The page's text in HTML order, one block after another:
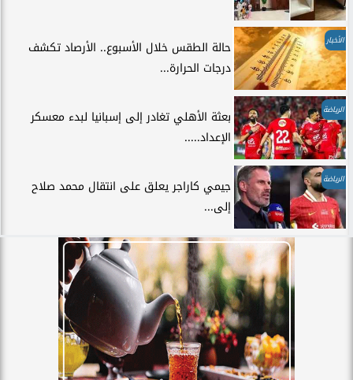
الأخبار
حالة الطقس خلال الأسبوع.. الأرصاد تكشف
درجات الحرارة...
الرياضة
بعثة الأهلي تغادر إلى إسبانيا لبدء معسكر
الإعداد.....
الرياضة
جيمي كاراجر يعلق على انتقال محمد صلاح
إلى...